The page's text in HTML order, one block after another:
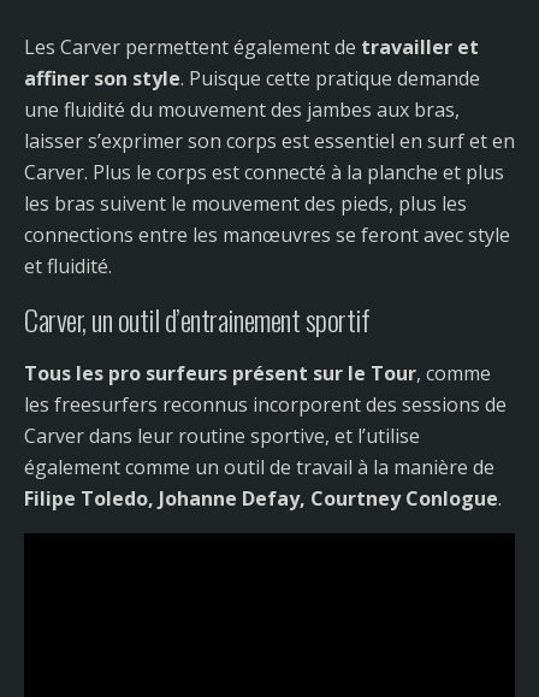
Les Carver permettent également de travailler et
affiner son style. Puisque cette pratique demande
une fluidité du mouvement des jambes aux bras,
laisser s’exprimer son corps est essentiel en surf et en
Carver. Plus le corps est connecté à la planche et plus
les bras suivent le mouvement des pieds, plus les
connections entre les manœuvres se feront avec style
et fluidité.
Carver, un outil d’entrainement sportif
Tous les pro surfeurs présent sur le Tour, comme
les freesurfers reconnus incorporent des sessions de
Carver dans leur routine sportive, et l’utilise
également comme un outil de travail à la manière de
Filipe Toledo, Johanne Defay, Courtney Conlogue.